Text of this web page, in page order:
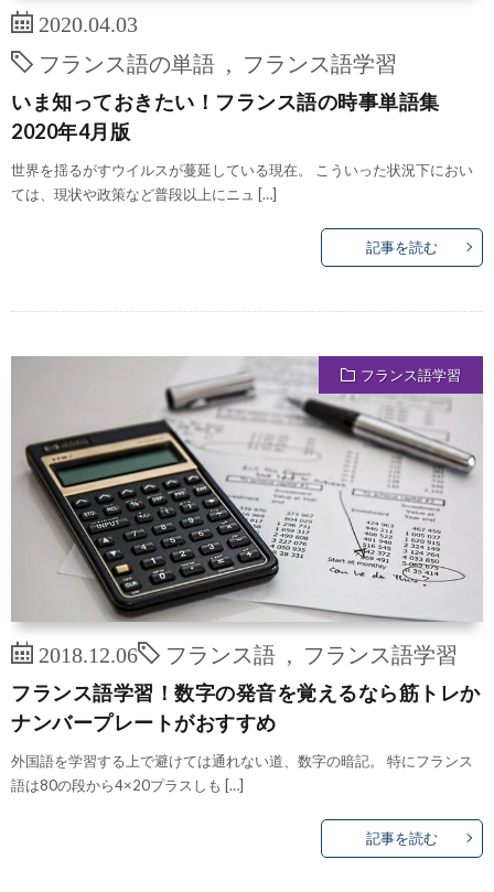
2020.04.03
フランス語の単語
フランス語学習
いま知っておきたい！フランス語の時事単語集
2020年4月版
世界を揺るがすウイルスが蔓延している現在。 こういった状況下におい
ては、現状や政策など普段以上にニュ […]
記事を読む
フランス語学習
2018.12.06 フランス語 フランス語学習
フランス語学習！数字の発音を覚えるなら筋トレか
ナンバープレートがおすすめ
外国語を学習する上で避けては通れない道、数字の暗記。 特にフランス
語は80の段から4×20プラスしも […]
記事を読む